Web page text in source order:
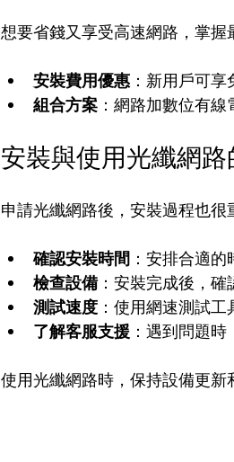
想要省錢又享受高速網路，掌
安裝費用優惠 ：新用戶可享
組合方案 ：網路加數位有
安裝與使用光纖網
申請光纖網路後，安裝過程也很
確認安裝時間 ：安排合適的
檢查設備：安裝完成後，確
測試速度 ：使用網速測試工
了解客服支援 ：遇到問題時
使用光纖網路時，保持設備更新